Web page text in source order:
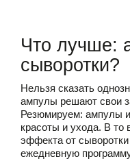
Что лучше:
сыворотки?
Нельзя сказать
ампулы решают свои
Резюмируем: ампулы и
красоты и ухода. В то
эффекта от
ежедневную